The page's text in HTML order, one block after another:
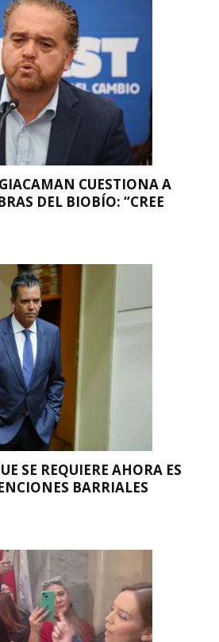
CUESTIONA A
DEL BIOBÍO: “CREE
SE REQUIERE AHORA ES
BARRIALES